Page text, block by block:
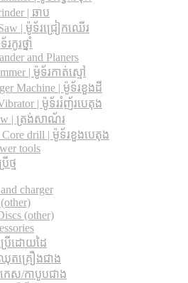
| ឆាប
| ម៉ូទ័រជ្រៀកឈើរ
កូរថ្នាំ
and Planers
| ម៉ូទ័រកាត់ស្មៅ
Machine | ម៉ូទ័រខួងដី
| ម៉ូទ័ររំញ័របេតុង
| ត្រង់សាណ័រ
Core drill | ម៉ូទ័រខួងបេតុង
tools
ថ្ម
charger
(other)
ើដោយដៃ
ឈុតគ្រឿងជាង
េស/កាបូបជាង